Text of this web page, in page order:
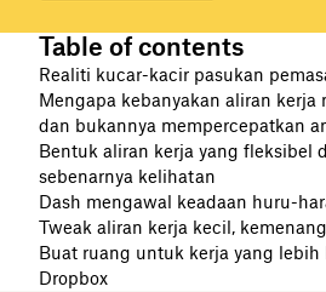
Table of contents
Realiti kucar-kacir pasukan
Mengapa kebanyakan aliran kerja
dan bukannya mempercepatkan
Bentuk aliran kerja yang fleksibel
sebenarnya kelihatan
Dash mengawal keadaan huru-
Tweak aliran kerja kecil,
Buat ruang untuk kerja yang
Dropbox